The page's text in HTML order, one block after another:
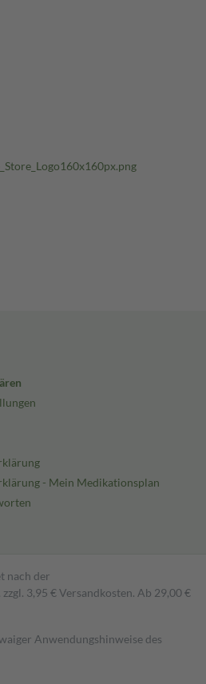
- Mein Medikationsplan
nach der
3,95 € Versandkosten. Ab 29,00 €
Anwendungshinweise des